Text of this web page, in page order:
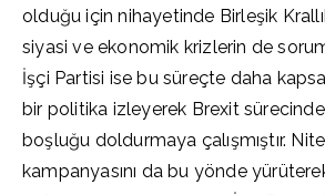
olduğu için nihayetinde Birleşik
siyasi ve ekonomik krizlerin de
İşçi Partisi ise bu süreçte daha
bir politika izleyerek Brexit
boşluğu doldurmaya çalışmıştır.
kampanyasını da bu yönde